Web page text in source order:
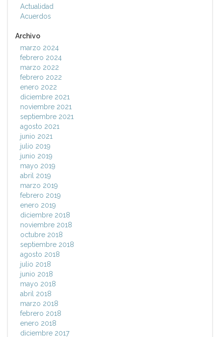
Actualidad
Acuerdos
Archivo
marzo 2024
febrero 2024
marzo 2022
febrero 2022
enero 2022
diciembre 2021
noviembre 2021
septiembre 2021
agosto 2021
junio 2021
julio 2019
junio 2019
mayo 2019
abril 2019
marzo 2019
febrero 2019
enero 2019
diciembre 2018
noviembre 2018
octubre 2018
septiembre 2018
agosto 2018
julio 2018
junio 2018
mayo 2018
abril 2018
marzo 2018
febrero 2018
enero 2018
diciembre 2017